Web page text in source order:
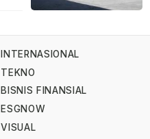
INTERNASIONAL
TEKNO
BISNIS FINANSIAL
ESGNOW
VISUAL